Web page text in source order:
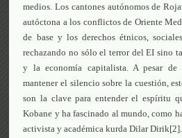
medios. Los cantones autónomos de
autóctona a los conflictos de Oriente
de base y los derechos étnicos,
rechazando no sólo el terror del EI sino
y la economía capitalista. A pesar de
mantener el silencio sobre la cuestión,
son la clave para entender el espíritu
Kobane y ha fascinado al mundo, como
activista y académica kurda Dilar Dirik[2].